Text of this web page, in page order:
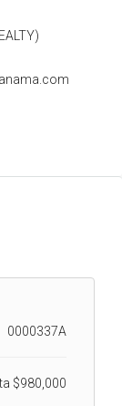
0000337A
$980,000